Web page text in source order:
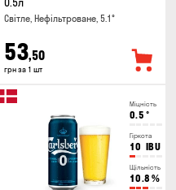
Світле, Нефільтроване, 5.1°
53,50
грн за 1 шт
Міцність
0.5 °
Гіркота
10 IBU
Щільність
10.8 %